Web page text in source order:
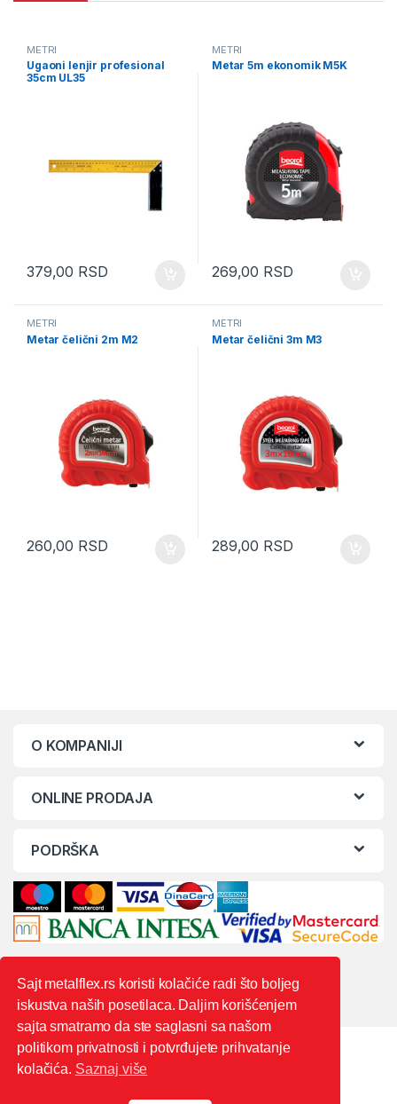
METRI
Ugaoni lenjir profesional
35cm UL35
379,00 RSD
METRI
Metar 5m ekonomik M5K
269,00 RSD
METRI
Metar čelični 2m M2
260,00 RSD
METRI
Metar čelični 3m M3
289,00 RSD
O KOMPANIJI
ONLINE PRODAJA
PODRŠKA
Sajt metalflex.rs koristi kolačiće radi što boljeg
iskustva naših posetilaca. Daljim korišćenjem
sajta smatramo da ste saglasni sa našom
politikom privatnosti i potvrđujete prihvatanje
kolačića. Saznaj više